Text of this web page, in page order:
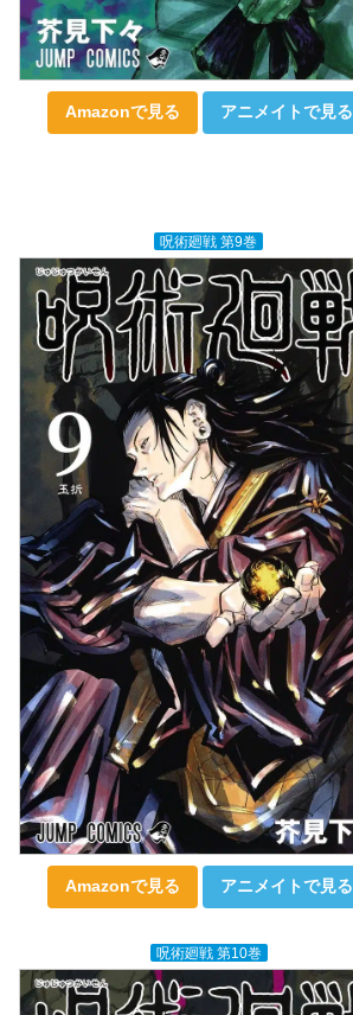
Amazonで見る アニメイトで見る
呪術廻戦 第9巻
Amazonで見る アニメイトで見る
呪術廻戦 第10巻